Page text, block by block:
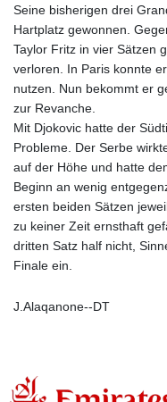
Seine bisherigen drei
Hartplatz gewonnen.
Taylor Fritz in vier Sätzen
verloren. In Paris konnte
nutzen. Nun bekommt er
zur Revanche.
Mit Djokovic hatte der
Probleme. Der Serbe
auf der Höhe und hatte
Beginn an wenig
ersten beiden Sätzen
zu keiner Zeit ernsthaft
dritten Satz half nicht,
Finale ein.
J.Alaqanone--DT